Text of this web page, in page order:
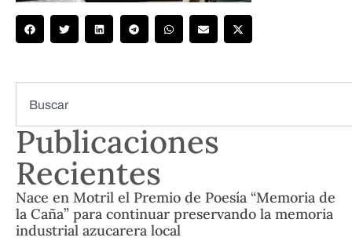
Publicaciones
Recientes
Nace en Motril el Premio de Poesía “Memoria de
la Caña” para continuar preservando la memoria
industrial azucarera local